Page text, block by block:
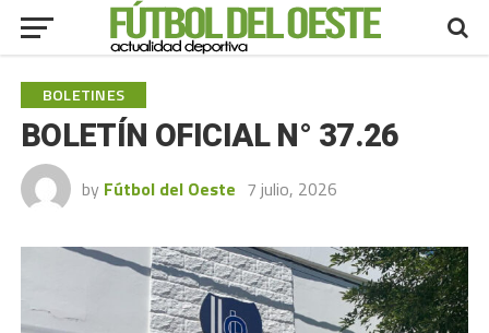
BOLETINES
BOLETÍN OFICIAL N° 37.26
by Fútbol del Oeste 7 julio, 2026